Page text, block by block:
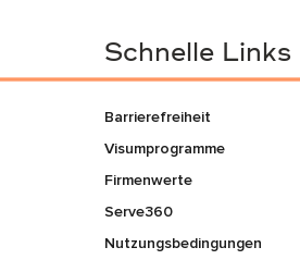
Schnelle Links
Barrierefreiheit
Visumprogramme
Firmenwerte
Serve360
Nutzungsbedingungen